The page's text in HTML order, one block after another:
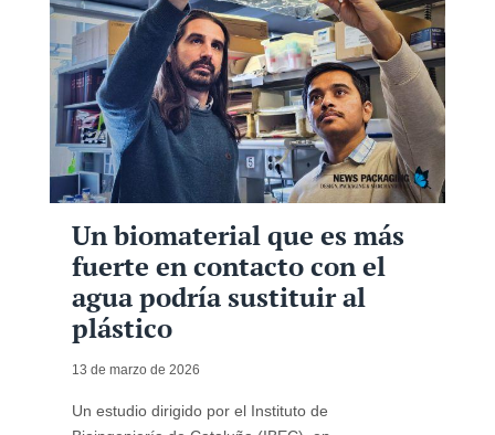
Un biomaterial que es más
fuerte en contacto con el
agua podría sustituir al
plástico
13 de marzo de 2026
Un estudio dirigido por el Instituto de